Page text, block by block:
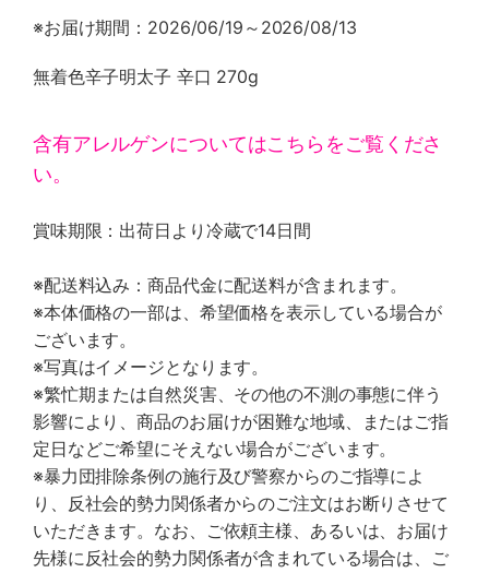
※お届け期間：2026/06/19～2026/08/13
無着色辛子明太子 辛口 270g
含有アレルゲンについてはこちらをご覧くださ
い。
賞味期限：出荷日より冷蔵で14日間
※配送料込み：商品代金に配送料が含まれます。
※本体価格の一部は、希望価格を表示している場合が
ございます。
※写真はイメージとなります。
※繁忙期または自然災害、その他の不測の事態に伴う
影響により、商品のお届けが困難な地域、またはご指
定日などご希望にそえない場合がございます。
※暴力団排除条例の施行及び警察からのご指導によ
り、反社会的勢力関係者からのご注文はお断りさせて
いただきます。なお、ご依頼主様、あるいは、お届け
先様に反社会的勢力関係者が含まれている場合は、ご